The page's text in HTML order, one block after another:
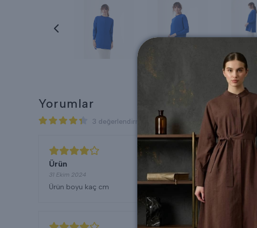
Yorumlar
3 değerlendirmeye göre
Ürün
31 Ekim 2024
Ürün boyu kaç cm